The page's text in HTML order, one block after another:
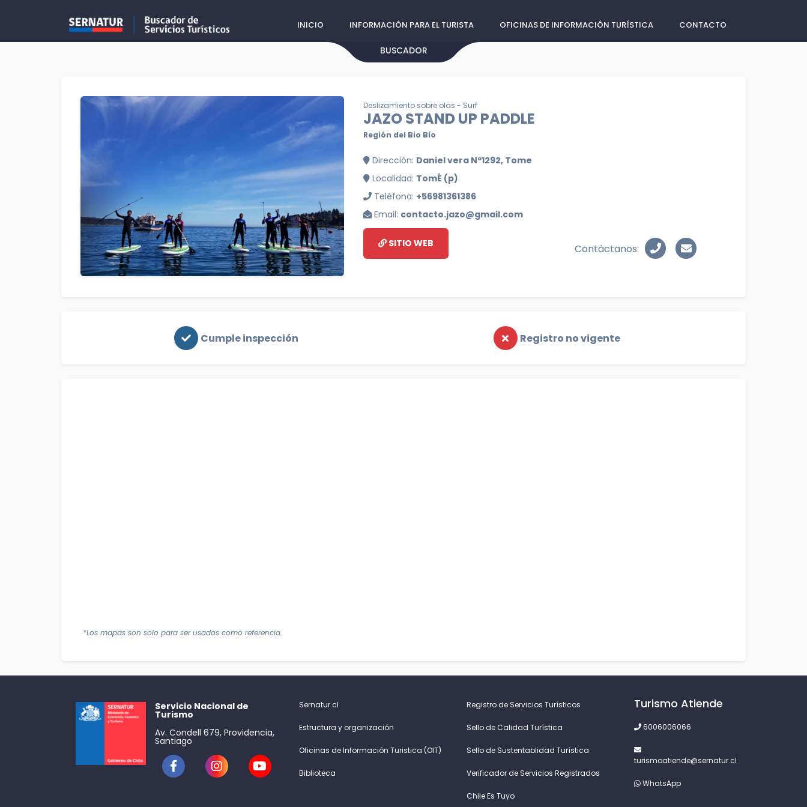
INICIO INFORMACIÓN PARA EL TURISTA OFICINAS DE INFORMACIÓN TURÍSTICA CONTACTO
BUSCADOR
Deslizamiento sobre olas - Surf
JAZO STAND UP PADDLE
Región del Bio Bío
Dirección: Daniel vera Nº1292, Tome
Localidad: TomÉ (p)
Teléfono: +56981361386
Email: contacto.jazo@gmail.com
SITIO WEB Contáctanos:
Cumple inspección Registro no vigente
*Los mapas son solo para ser usados como referencia.
Servicio Nacional de
Turismo
Av. Condell 679, Providencia,
Santiago
Sernatur.cl
Estructura y organización
Oficinas de Información Turistica (OIT)
Biblioteca
Registro de Servicios Turísticos
Sello de Calidad Turística
Sello de Sustentablidad Turística
Verificador de Servicios Registrados
Chile Es Tuyo
Turismo Atiende
6006006066
turismoatiende@sernatur.cl
WhatsApp